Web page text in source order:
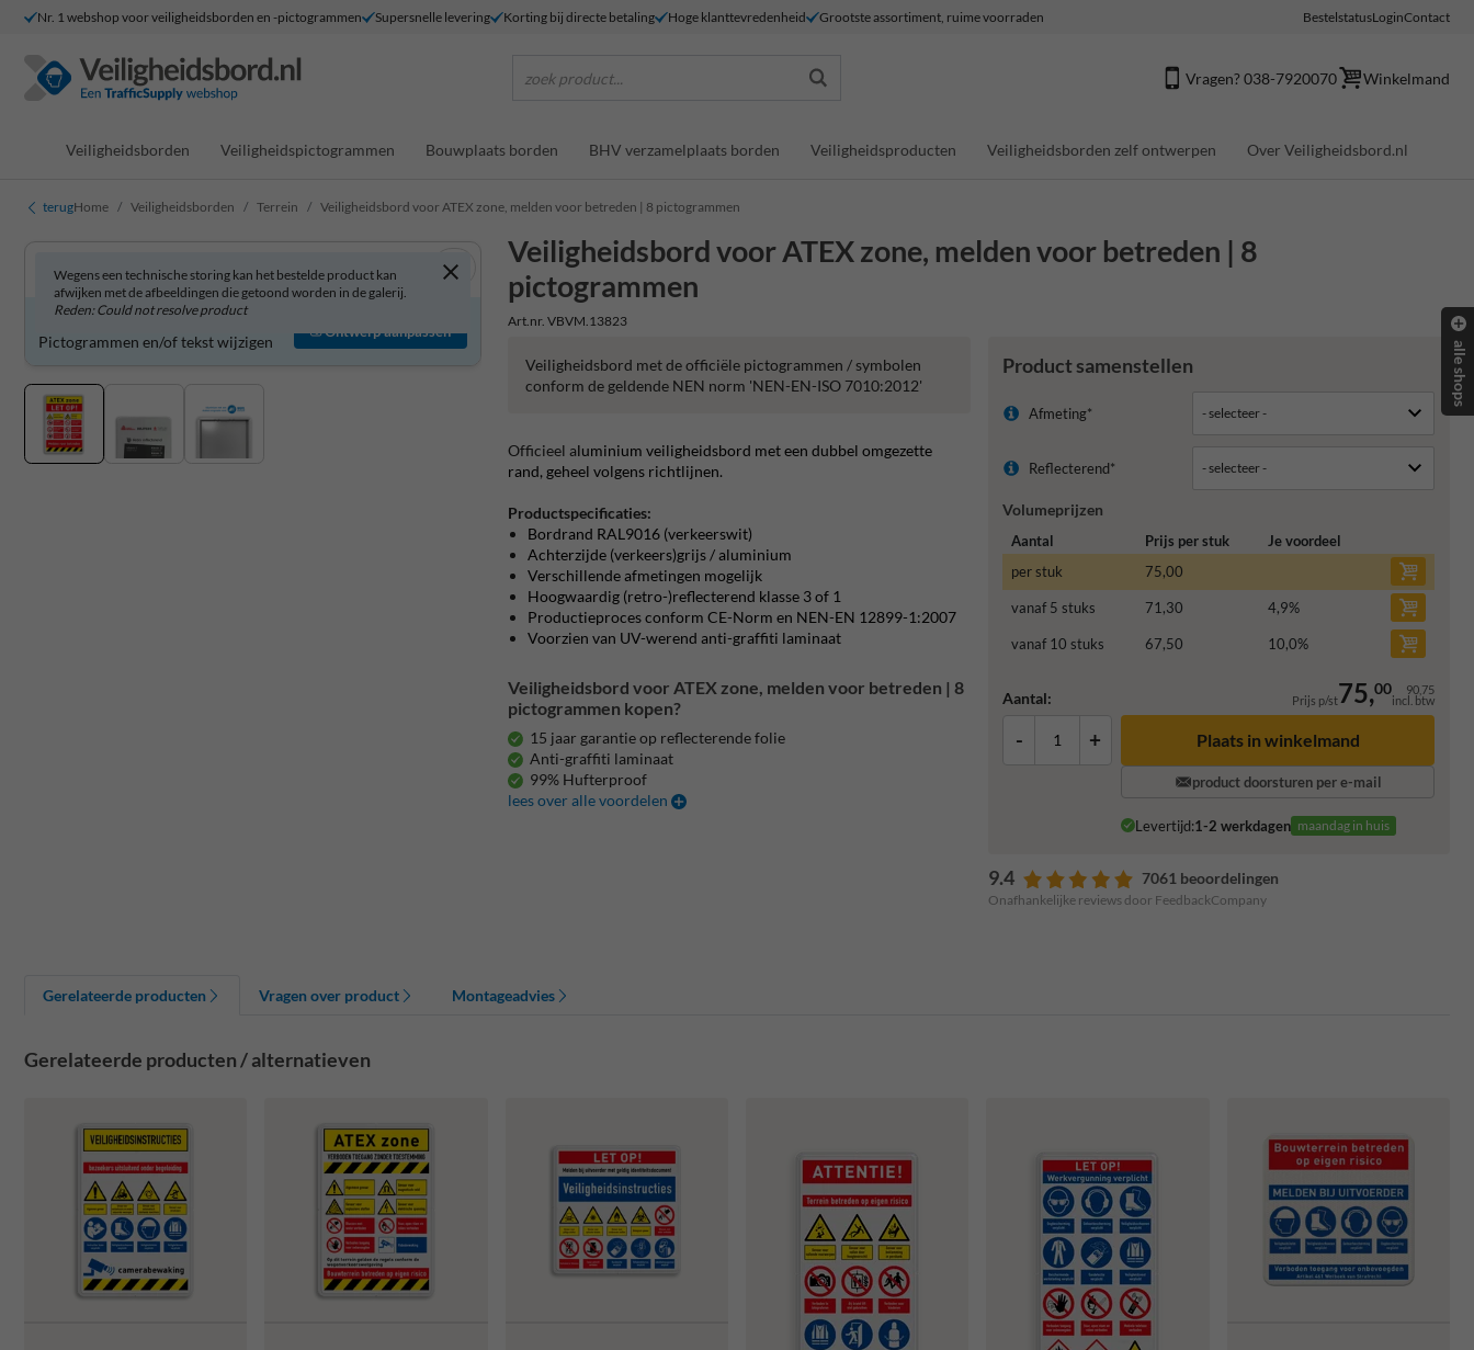
Nr. 1 webshop voor veiligheidsborden en -pictogrammen Supersnelle levering Korting bij directe betaling Hoge klanttevredenheid Grootste assortiment, ruime voorraden BestelstatusLoginContact
zoek product... Vragen? 038-7920070 Winkelmand
Veiligheidsborden Veiligheidspictogrammen Bouwplaats borden BHV verzamelplaats borden Veiligheidsproducten Veiligheidsborden zelf ontwerpen Over Veiligheidsbord.nl
terugHome Veiligheidsborden Terrein Veiligheidsbord voor ATEX zone, melden voor betreden | 8 pictogrammen
Veiligheidsbord voor ATEX zone, melden voor betreden | 8
pictogrammen
Art.nr. VBVM.13823
Wegens een technische storing kan het bestelde product kan
afwijken met de afbeeldingen die getoond worden in de galerij.
Reden: Could not resolve product
Veiligheidsbord zelf aanpassen?
Pictogrammen en/of tekst wijzigen
Ontwerp aanpassen
Product samenstellen
Afmeting*
Reflecterend*
Volumeprijzen
Aantal Prijs per stuk
Je voordeel
per stuk
75,00
vanaf 5 stuks 71,30 4,9%
vanaf 10 stuks 67,50 10,0%
Aantal: Prijs p/st75,00 90,75
incl. btw
- + Plaats in winkelmand
product doorsturen per e-mail
Levertijd:1-2 werkdagen maandag in huis
9.4 7061 beoordelingen
Onafhankelijke reviews door FeedbackCompany
Veiligheidsbord met de officiële pictogrammen / symbolen
conform de geldende NEN norm 'NEN-EN-ISO 7010:2012'
Officieel aluminium veiligheidsbord met een dubbel omgezette
rand, geheel volgens richtlijnen.
Productspecificaties:
Bordrand RAL9016 (verkeerswit)
Achterzijde (verkeers)grijs / aluminium
Verschillende afmetingen mogelijk
Hoogwaardig (retro-)reflecterend klasse 3 of 1
Productieproces conform CE-Norm en NEN-EN 12899-1:2007
Voorzien van UV-werend anti-graffiti laminaat
Veiligheidsbord voor ATEX zone, melden voor betreden | 8
pictogrammen kopen?
15 jaar garantie op reflecterende folie
Anti-graffiti laminaat
99% Hufterproof
lees over alle voordelen
Gerelateerde producten Vragen over product Montageadvies
Gerelateerde producten / alternatieven
alle shops